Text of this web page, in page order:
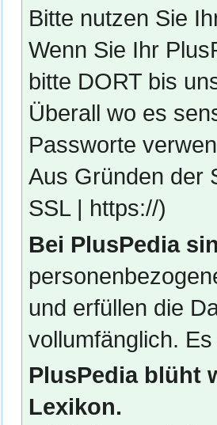
Bitte nutzen Sie
Wenn Sie Ihr
bitte DORT bis
Überall wo es
Passworte
Aus Gründen der
SSL | https://)
Bei PlusPedia
und erfüllen die
vollumfänglich.
PlusPedia blüht
Lexikon.